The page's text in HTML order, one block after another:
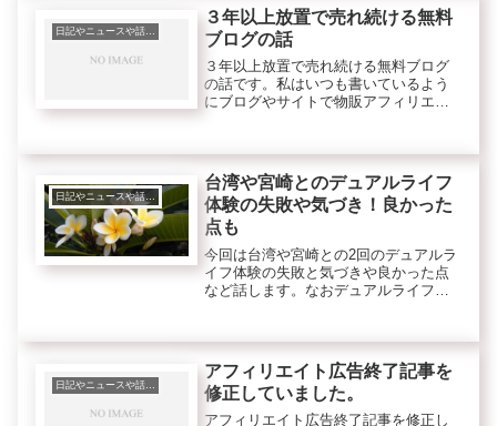
日記やニュースや話題、トレンド等
３年以上放置で売れ続ける無料
ブログの話
３年以上放置で売れ続ける無料ブログ
の話です。私はいつも書いているよう
にブログやサイトで物販アフィリエイ
日記やニュースや話題、トレンド等
台湾や宮崎とのデュアルライフ
体験の失敗や気づき！良かった
点も
今回は台湾や宮崎との2回のデュアルラ
イフ体験の失敗と気づきや良かった点
など話します。なおデュアルライフと
くらいからブログ生活で自由になった
私たち夫婦は、滞在型の旅をして...
日記やニュースや話題、トレンド等
アフィリエイト広告終了記事を
修正していました。
アフィリエイト広告終了記事を修正し